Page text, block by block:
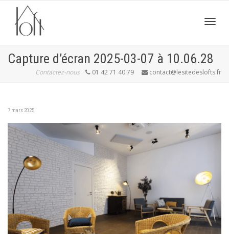
Capture d’écran 2025-03-07 à 10.06.28
Contactez-nous 01 42 71 40 79 contact@lesitedeslofts.fr
7 mars 2025